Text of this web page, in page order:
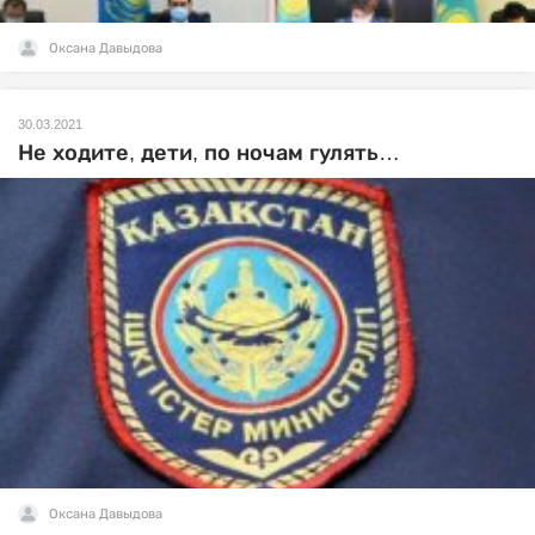
Оксана Давыдова
30.03.2021
Не ходите, дети, по ночам гулять…
Оксана Давыдова